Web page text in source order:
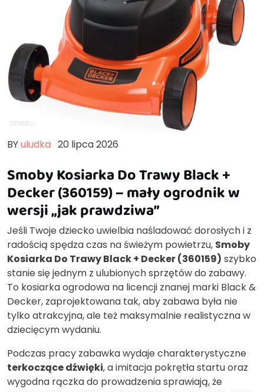
BYuludka 20 lipca 2026
Smoby Kosiarka Do Trawy Black +
Decker (360159) – mały ogrodnik w
wersji „jak prawdziwa”
Jeśli Twoje dziecko uwielbia naśladować dorosłych i z
radością spędza czas na świeżym powietrzu, Smoby
Kosiarka Do Trawy Black + Decker (360159) szybko
stanie się jednym z ulubionych sprzętów do zabawy.
To kosiarka ogrodowa na licencji znanej marki Black &
Decker, zaprojektowana tak, aby zabawa była nie
tylko atrakcyjna, ale też maksymalnie realistyczna w
dziecięcym wydaniu.
Podczas pracy zabawka wydaje charakterystyczne
terkoczące dźwięki, a imitacja pokrętła startu oraz
wygodna rączka do prowadzenia sprawiają, że